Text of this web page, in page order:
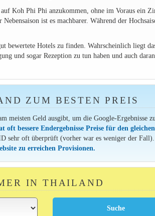
Koh Phi Phi anzukommen, ohne im Voraus ein
ist es machbarer. Während der
Hotels zu finden. Wahrscheinlich liegt
und sogar Rezeption zu tun haben und auch
ZUM BESTEN PREIS
meisten Geld ausgibt, um die Google-Ergebnisse zu
bessere Endergebnisse Preise für den gleichen
sehr oft überprüft (vorher war es weniger der Fall).
zu erreichen Provisionen.
IN THAILAND